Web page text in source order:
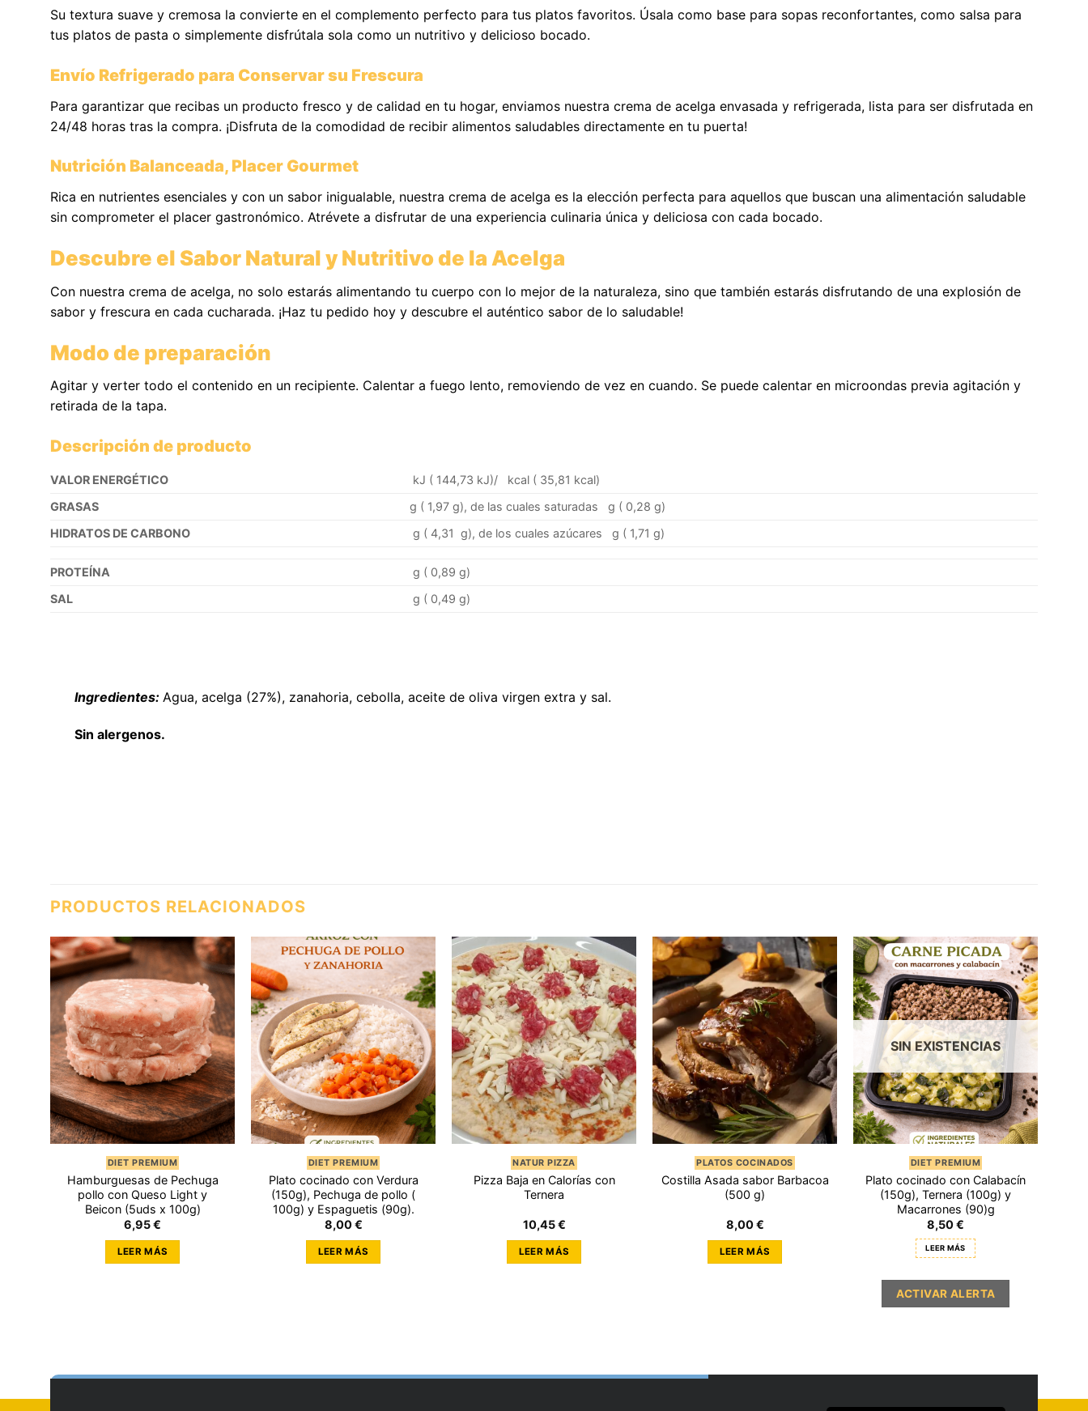
Su textura suave y cremosa la convierte en el complemento perfecto para tus platos favoritos. Úsala como base para sopas reconfortantes, como salsa para
tus platos de pasta o simplemente disfrútala sola como un nutritivo y delicioso bocado.
Envío Refrigerado para Conservar su Frescura
Para garantizar que recibas un producto fresco y de calidad en tu hogar, enviamos nuestra crema de acelga envasada y refrigerada, lista para ser disfrutada en
24/48 horas tras la compra. ¡Disfruta de la comodidad de recibir alimentos saludables directamente en tu puerta!
Nutrición Balanceada, Placer Gourmet
Rica en nutrientes esenciales y con un sabor inigualable, nuestra crema de acelga es la elección perfecta para aquellos que buscan una alimentación saludable
sin comprometer el placer gastronómico. Atrévete a disfrutar de una experiencia culinaria única y deliciosa con cada bocado.
Descubre el Sabor Natural y Nutritivo de la Acelga
Con nuestra crema de acelga, no solo estarás alimentando tu cuerpo con lo mejor de la naturaleza, sino que también estarás disfrutando de una explosión de
sabor y frescura en cada cucharada. ¡Haz tu pedido hoy y descubre el auténtico sabor de lo saludable!
Modo de preparación
Agitar y verter todo el contenido en un recipiente. Calentar a fuego lento, removiendo de vez en cuando. Se puede calentar en microondas previa agitación y
retirada de la tapa.
Descripción de producto
VALOR ENERGÉTICO
kJ ( 144,73 kJ)/ kcal ( 35,81 kcal)
GRASAS
g ( 1,97 g), de las cuales saturadas g ( 0,28 g)
HIDRATOS DE CARBONO
g ( 4,31 g), de los cuales azúcares g ( 1,71 g)
PROTEÍNA
g ( 0,89 g)
SAL
g ( 0,49 g)
Ingredientes: Agua, acelga (27%), zanahoria, cebolla, aceite de oliva virgen extra y sal.
Sin alergenos.
PRODUCTOS RELACIONADOS
DIET PREMIUM
Hamburguesas de Pechuga
pollo con Queso Light y
Beicon (5uds x 100g)
6,95€
LEER MÁS
DIET PREMIUM
Plato cocinado con Verdura
(150g), Pechuga de pollo (
100g) y Espaguetis (90g).
8,00€
LEER MÁS
NATUR PIZZA
Pizza Baja en Calorías con
Ternera
10,45€
LEER MÁS
PLATOS COCINADOS
Costilla Asada sabor Barbacoa
(500 g)
8,00€
LEER MÁS
SIN EXISTENCIAS
DIET PREMIUM
Plato cocinado con Calabacín
(150g), Ternera (100g) y
Macarrones (90)g
8,50€
LEER MÁS